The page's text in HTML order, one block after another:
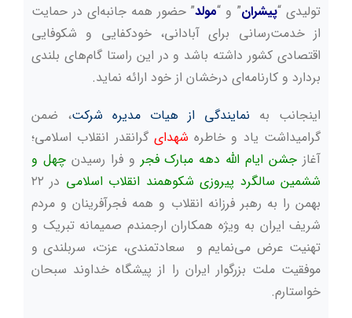
تولیدی “پیشران” و “مولد” حضور همه جانبه‌ای در حمایت
از خدمت‌رسانی برای آبادانی، خودکفایی و شکوفایی
اقتصادی کشور داشته باشد و در این راستا گام‌های بلندی
بردارد و کارنامه‌ای درخشان از خود ارائه نماید.
اینجانب به نمایندگی از هیات مدیره شرکت، ضمن
گرامیداشت یاد و خاطره شهدای گرانقدر انقلاب اسلامی؛
آغاز جشن ایام الله دهه مبارک فجر و فرا رسیدنچهل و
ششمین سالگرد پیروزی شکوهمند انقلاب اسلامی
در ۲۲
بهمن را به رهبر فرزانه انقلاب و همه فجرآفرینان و مردم
شریف ایران به ویژه همکاران ارجمندم صمیمانه تبریک و
تهنیت عرض می‌نمایم و سعادتمندی، عزت، سربلندی و
موفقیت ملت بزرگوار ایران را از پیشگاه خداوند سبحان
خواستارم.